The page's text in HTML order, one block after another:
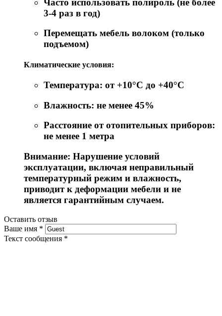
Часто использовать полироль (не более
3-4 раз в год)
Перемещать мебель волоком (только
подъемом)
Климатические условия:
Температура: от +10°C до +40°C
Влажность: не менее 45%
Расстояние от отопительных приборов:
не менее 1 метра
Внимание: Нарушение условий
эксплуатации, включая неправильный
температурный режим и влажность,
приводит к деформации мебели и не
является гарантийным случаем.
Оставить отзыв
Ваше имя *
Текст сообщения *